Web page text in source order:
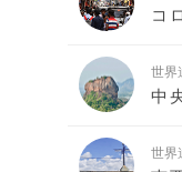
コ
世界
中
世界